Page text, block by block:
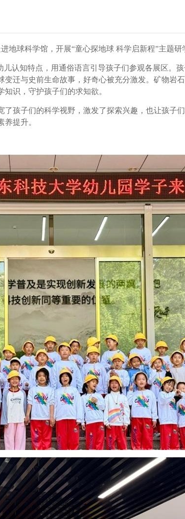
地球科学馆，开展“童心探地球 科学启新程”主题研
认知特点，用通俗语言引导孩子们参观各展区。
迁与史前生命故事，好奇心被充分激发。矿物岩
识，守护孩子们的求知欲。
孩子们的科学视野，激发了探索兴趣，也让孩子
提升。